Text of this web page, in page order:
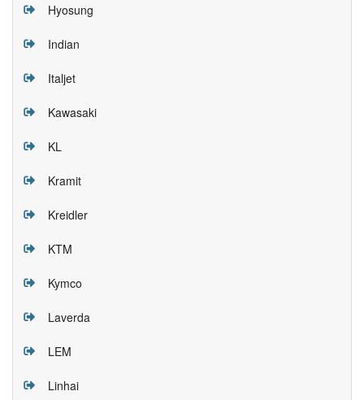
Hyosung
Indian
Italjet
Kawasaki
KL
Kramit
Kreidler
KTM
Kymco
Laverda
LEM
Linhai